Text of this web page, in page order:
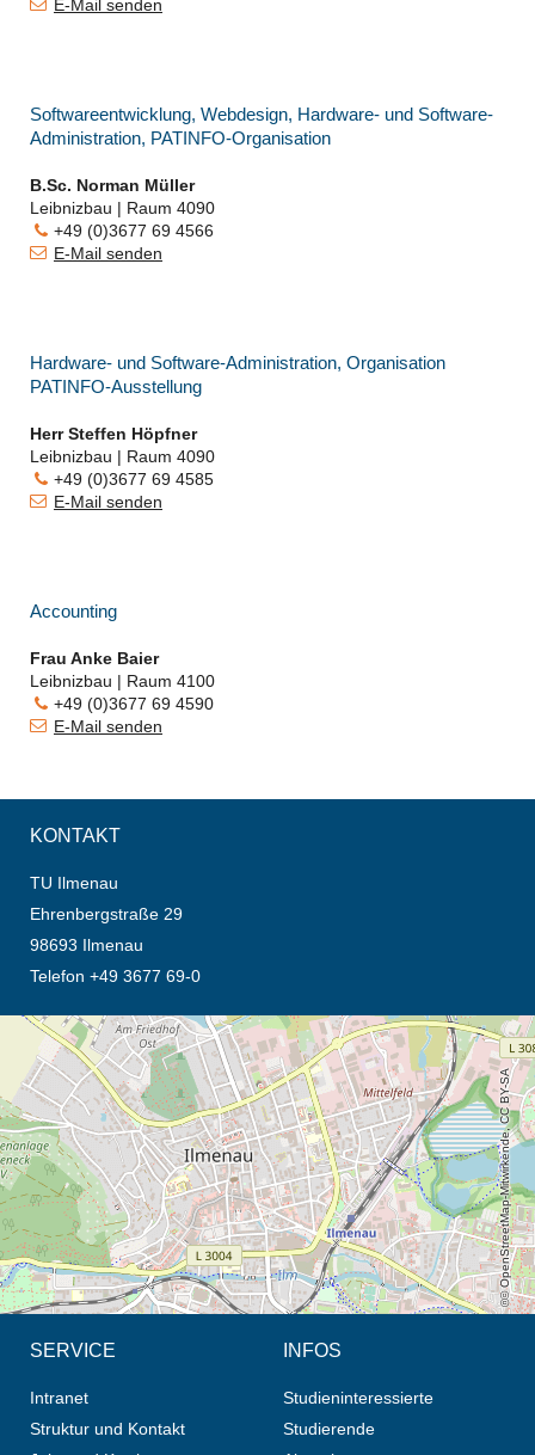
E-Mail senden
Softwareentwicklung, Webdesign, Hardware- und Software-
Administration, PATINFO-Organisation
B.Sc. Norman Müller
Leibnizbau | Raum 4090
+49 (0)3677 69 4566
E-Mail senden
Hardware- und Software-Administration, Organisation
PATINFO-Ausstellung
Herr Steffen Höpfner
Leibnizbau | Raum 4090
+49 (0)3677 69 4585
E-Mail senden
Accounting
Frau Anke Baier
Leibnizbau | Raum 4100
+49 (0)3677 69 4590
E-Mail senden
KONTAKT
TU Ilmenau
Ehrenbergstraße 29
98693 Ilmenau
Telefon +49 3677 69-0
Öffnet die Anfahrtsbeschreibung in neuem Tab (Karte)
© OpenStreetMap-Mitwirkende, CC BY-SA
SERVICE
Intranet
Struktur und Kontakt
INFOS
Studieninteressierte
Studierende